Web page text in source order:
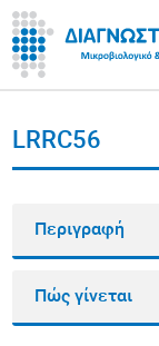
LRRC56
Περιγραφή
Πώς γίνεται